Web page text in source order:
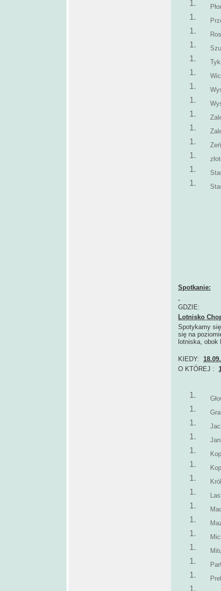
Spotkanie:
GDZIE:
Lotnisko
Spotykamy
się na
lotniska,
KIEDY:
O KTÓREJ :